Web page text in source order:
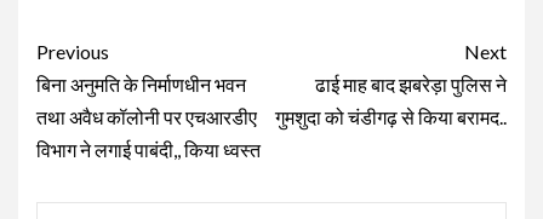
Continue
Reading
Previous
बिना अनुमति के निर्माणधीन भवन
तथा अवैध कॉलोनी पर एचआरडीए
विभाग ने लगाई पाबंदी,, किया ध्वस्त
Next
ढाई माह बाद झबरेड़ा पुलिस ने
गुमशुदा को चंडीगढ़ से किया बरामद..